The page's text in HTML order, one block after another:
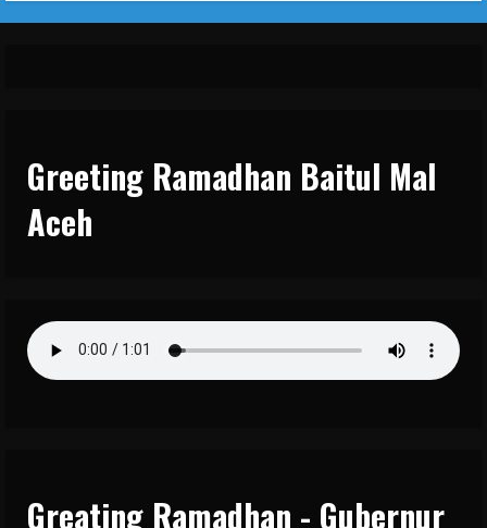
Greeting Ramadhan Baitul Mal
Aceh
Greating Ramadhan - Gubernur